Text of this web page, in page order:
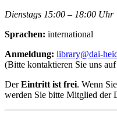
Dienstags 15:00 – 18:00 Uhr
Sprachen: international
Anmeldung: library@dai-
(Bitte kontaktieren Sie uns
DerEintritt ist frei. Wenn
werden Sie bitte Mitglied der